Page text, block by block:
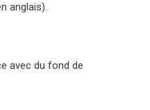
anglais).
avec du fond de